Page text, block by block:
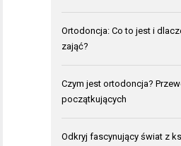
Ortodoncja: Co to jest i
zająć?
Czym jest ortodoncja?
początkujących
Odkryj fascynujący świat z